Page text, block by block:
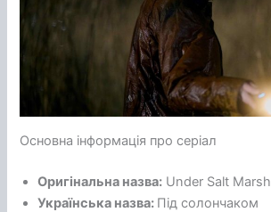
Основна інформація про серіал
Оригінальна назва: Under Salt Marsh
Українська назва: Під солончаком